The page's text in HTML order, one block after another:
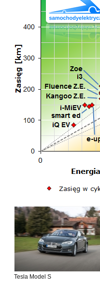
Tesla Model S